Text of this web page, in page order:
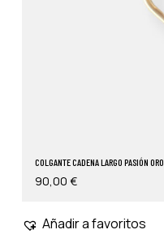
COLGANTE CADENA LARGO PASIÓN ORO
90,00 €
Añadir a favoritos